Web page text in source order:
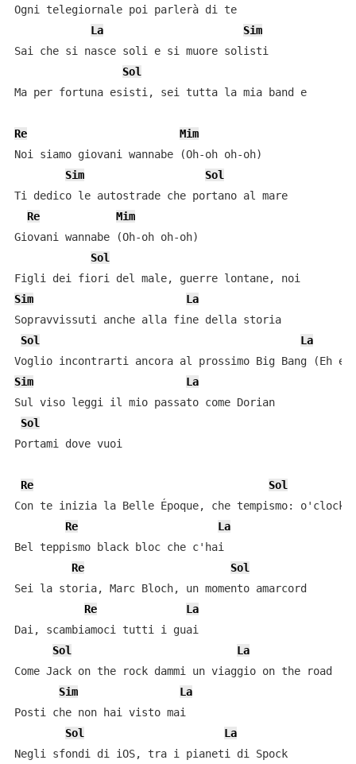
Ogni telegiornale poi parlerà di te
La
Sim
Sai che si nasce soli e si muore solisti
Sol
Ma per fortuna esisti, sei tutta la mia band e
Re
Mim
Noi siamo giovani wannabe (Oh-oh oh-oh)
Sim
Sol
Ti dedico le autostrade che portano al mare
Re
Mim
Giovani wannabe (Oh-oh oh-oh)
Sol
Sim
La
Sopravvissuti anche alla fine della storia
Sol
La
Sim
La
Sul viso leggi il mio passato come Dorian
Sol
Portami dove vuoi
Re
Sol
Con te inizia la Belle Époque, che tempismo: o'clock
Re
La
Bel teppismo black bloc che c'hai
Re
Sol
Sei la storia, Marc Bloch, un momento amarcord
Re
La
Dai, scambiamoci tutti i guai
Sol
La
Come Jack on the rock dammi un viaggio on the road
Sim
La
Posti che non hai visto mai
Sol
La
Negli sfondi di iOS, tra i pianeti di Spock